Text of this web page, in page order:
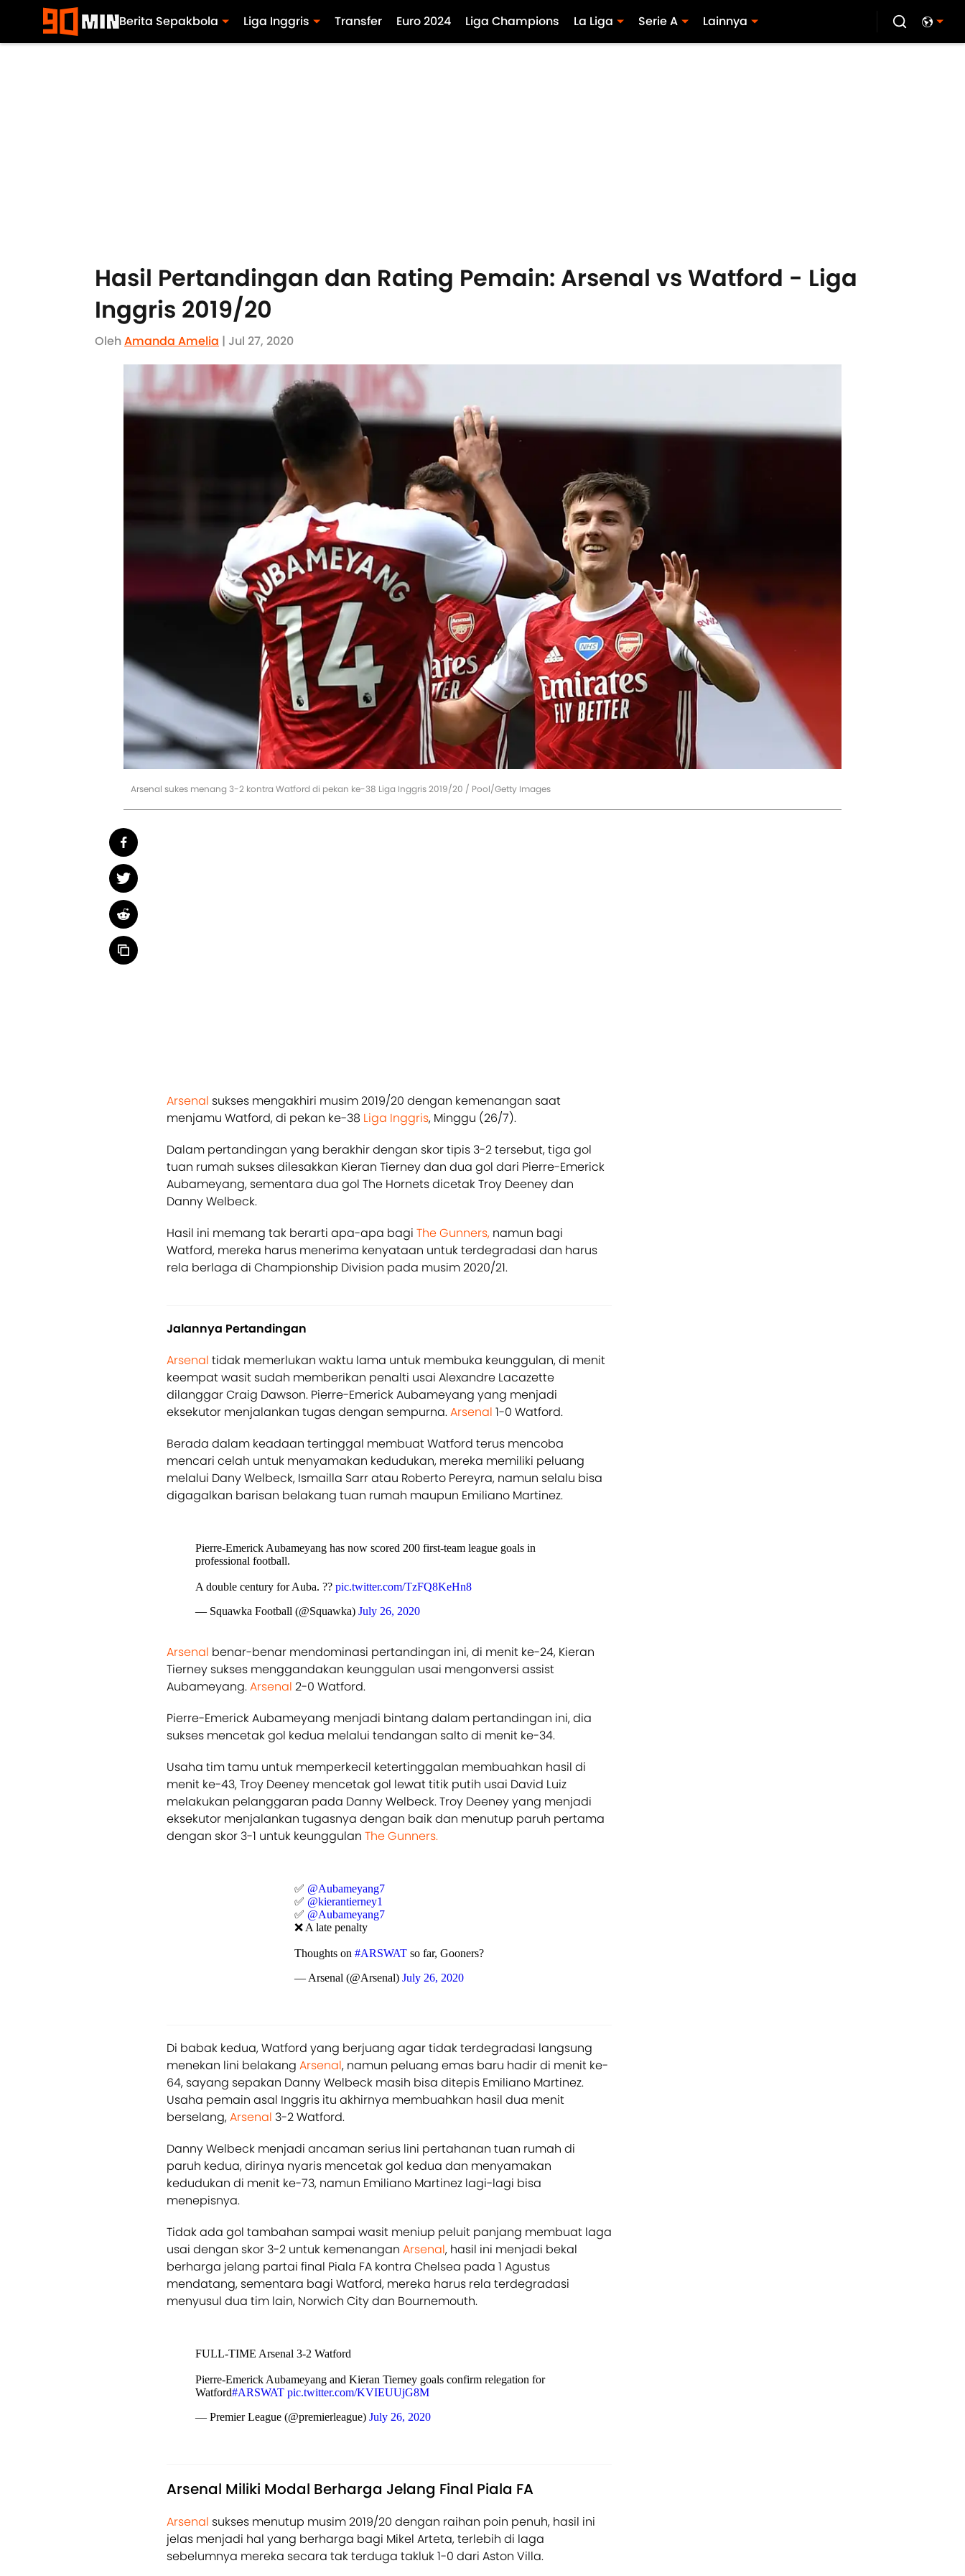
Berita Sepakbola Liga Inggris Transfer Euro 2024 Liga Champions La Liga Serie A Lainnya
Hasil Pertandingan dan Rating Pemain: Arsenal vs Watford - Liga
Inggris 2019/20
OlehAmanda Amelia | Jul 27, 2020
Arsenal sukes menang 3-2 kontra Watford di pekan ke-38 Liga Inggris 2019/20 / Pool/Getty Images
Arsenal sukses mengakhiri musim 2019/20 dengan kemenangan saat
menjamu Watford, di pekan ke-38 Liga Inggris, Minggu (26/7).
Dalam pertandingan yang berakhir dengan skor tipis 3-2 tersebut, tiga gol
tuan rumah sukses dilesakkan Kieran Tierney dan dua gol dari Pierre-Emerick
Aubameyang, sementara dua gol The Hornets dicetak Troy Deeney dan
Danny Welbeck.
Hasil ini memang tak berarti apa-apa bagi The Gunners, namun bagi
Watford, mereka harus menerima kenyataan untuk terdegradasi dan harus
rela berlaga di Championship Division pada musim 2020/21.
Jalannya Pertandingan
Arsenal tidak memerlukan waktu lama untuk membuka keunggulan, di menit
keempat wasit sudah memberikan penalti usai Alexandre Lacazette
dilanggar Craig Dawson. Pierre-Emerick Aubameyang yang menjadi
eksekutor menjalankan tugas dengan sempurna.Arsenal 1-0 Watford.
Berada dalam keadaan tertinggal membuat Watford terus mencoba
mencari celah untuk menyamakan kedudukan, mereka memiliki peluang
melalui Dany Welbeck, Ismailla Sarr atau Roberto Pereyra, namun selalu bisa
digagalkan barisan belakang tuan rumah maupun Emiliano Martinez.
Pierre-Emerick Aubameyang has now scored 200 first-team league goals in
professional football.
A double century for Auba. ?? pic.twitter.com/TzFQ8KeHn8
— Squawka Football (@Squawka) July 26, 2020
Arsenal benar-benar mendominasi pertandingan ini, di menit ke-24, Kieran
Tierney sukses menggandakan keunggulan usai mengonversi assist
Aubameyang.Arsenal 2-0 Watford.
Pierre-Emerick Aubameyang menjadi bintang dalam pertandingan ini, dia
sukses mencetak gol kedua melalui tendangan salto di menit ke-34.
Usaha tim tamu untuk memperkecil ketertinggalan membuahkan hasil di
menit ke-43, Troy Deeney mencetak gol lewat titik putih usai David Luiz
melakukan pelanggaran pada Danny Welbeck. Troy Deeney yang menjadi
eksekutor menjalankan tugasnya dengan baik dan menutup paruh pertama
dengan skor 3-1 untuk keunggulan The Gunners.
✅ @Aubameyang7
✅ @kierantierney1
✅ @Aubameyang7
❌ A late penalty
Thoughts on #ARSWAT so far, Gooners?
— Arsenal (@Arsenal) July 26, 2020
Di babak kedua, Watford yang berjuang agar tidak terdegradasi langsung
menekan lini belakang Arsenal, namun peluang emas baru hadir di menit ke-
64, sayang sepakan Danny Welbeck masih bisa ditepis Emiliano Martinez.
Usaha pemain asal Inggris itu akhirnya membuahkan hasil dua menit
berselang,Arsenal 3-2 Watford.
Danny Welbeck menjadi ancaman serius lini pertahanan tuan rumah di
paruh kedua, dirinya nyaris mencetak gol kedua dan menyamakan
kedudukan di menit ke-73, namun Emiliano Martinez lagi-lagi bisa
menepisnya.
Tidak ada gol tambahan sampai wasit meniup peluit panjang membuat laga
usai dengan skor 3-2 untuk kemenangan Arsenal, hasil ini menjadi bekal
berharga jelang partai final Piala FA kontra Chelsea pada 1 Agustus
mendatang, sementara bagi Watford, mereka harus rela terdegradasi
menyusul dua tim lain, Norwich City dan Bournemouth.
FULL-TIME Arsenal 3-2 Watford
Pierre-Emerick Aubameyang and Kieran Tierney goals confirm relegation for
Watford#ARSWAT pic.twitter.com/KVIEUUjG8M
— Premier League (@premierleague) July 26, 2020
Arsenal Miliki Modal Berharga Jelang Final Piala FA
Arsenal sukses menutup musim 2019/20 dengan raihan poin penuh, hasil ini
jelas menjadi hal yang berharga bagi Mikel Arteta, terlebih di laga
sebelumnya mereka secara tak terduga takluk 1-0 dari Aston Villa.